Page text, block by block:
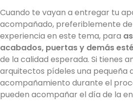
Cuando te vayan a entregar tu
acompañado, preferiblemente
experiencia en este tema, para
acabados, puertas y demás
de la calidad esperada. Si tienes
arquitectos pídeles una pequeña
acompañamiento durante el
pueden acompañar el día de la